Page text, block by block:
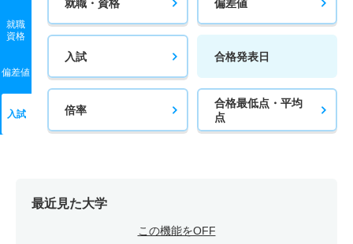
就職
資格
偏差値
入試
就職・資格 偏差値
入試 合格発表日
倍率
合格最低点・平均
点
最近見た大学
この機能をOFF